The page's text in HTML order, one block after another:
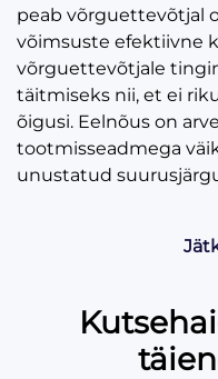
peab võrguettevõtjal
võimsuste efektiivne
võrguettevõtjale
täitmiseks nii, et ei
õigusi. Eelnõus on
tootmisseadmega
unustatud